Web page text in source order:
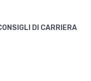
DI CARRIERA